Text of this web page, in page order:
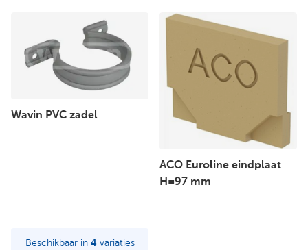
Wavin PVC zadel
Beschikbaar in 4variaties
ACO Euroline eindplaat
H=97 mm